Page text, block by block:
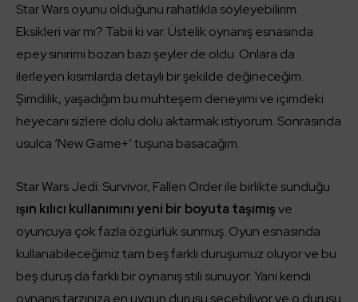
Star Wars oyunu olduğunu rahatlıkla söyleyebilirim.
Eksikleri var mı? Tabii ki var. Üstelik oynanış esnasında
epey sinirimi bozan bazı şeyler de oldu. Onlara da
ilerleyen kısımlarda detaylı bir şekilde değineceğim.
Şimdilik, yaşadığım bu muhteşem deneyimi ve içimdeki
heyecanı sizlere dolu dolu aktarmak istiyorum. Sonrasında
usulca ‘New Game+’ tuşuna basacağım.
Star Wars Jedi: Survivor, Fallen Order ile birlikte sunduğu
ışın kılıcı kullanımını yeni bir boyuta taşımışve
oyuncuya çok fazla özgürlük sunmuş. Oyun esnasında
kullanabileceğimiz tam beş farklı duruşumuz oluyor ve bu
beş duruş da farklı bir oynanış stili sunuyor. Yani kendi